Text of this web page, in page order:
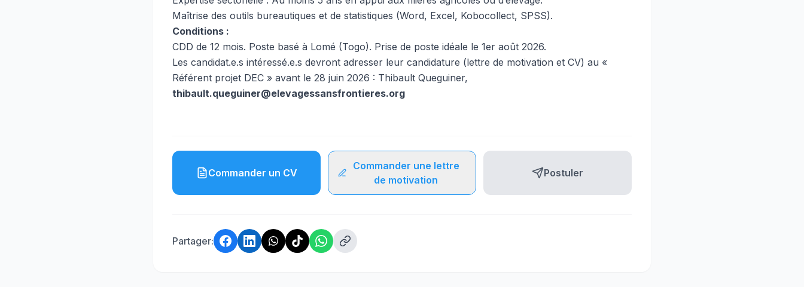
Maîtrise des outils bureautiques et de statistiques (Word, Excel, Kobocollect, SPSS).
Conditions :
CDD de 12 mois. Poste basé à Lomé (Togo). Prise de poste idéale le 1er août 2026.
Les candidat.e.s intéressé.e.s devront adresser leur candidature (lettre de motivation et CV) au «
Référent projet DEC » avant le 28 juin 2026 : Thibault Queguiner,
thibault.queguiner@elevagessansfrontieres.org
Commander un CV
Commander une lettre
de motivation
Postuler
Partager: